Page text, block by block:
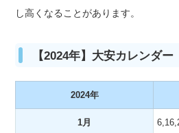
し高くなることがあります。
【2024年】大安カレンダー
2024年
1月